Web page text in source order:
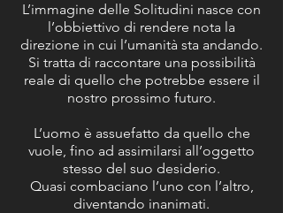
L’immagine delle Solitudini nasce con
l’obbiettivo di rendere nota la
direzione in cui l’umanità sta andando.
Si tratta di raccontare una possibilità
reale di quello che potrebbe essere il
nostro prossimo futuro.
L’uomo è assuefatto da quello che
vuole, fino ad assimilarsi all’oggetto
stesso del suo desiderio.
Quasi combaciano l’uno con l’altro,
diventando inanimati.